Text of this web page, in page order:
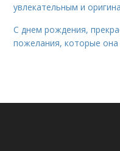
увлекательным и
С днем рождения,
пожелания, которые